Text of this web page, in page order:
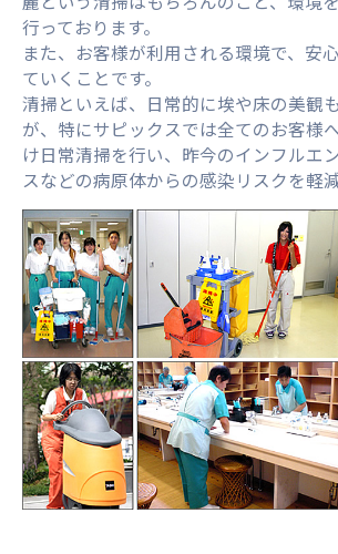
行っております。
また、お客様が利用される環境で、安
ていくことです。
清掃といえば、日常的に埃や床の美観
が、特にサピックスでは全てのお客様
け日常清掃を行い、昨今のインフルエ
スなどの病原体からの感染リスクを軽